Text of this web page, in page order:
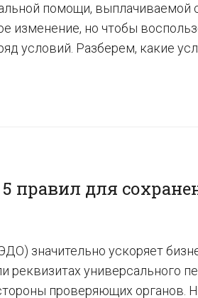
помощи,
изменение, но чтобы
условий. Разберем, какие
правил для
значительно ускоряет
универсального
проверяющих